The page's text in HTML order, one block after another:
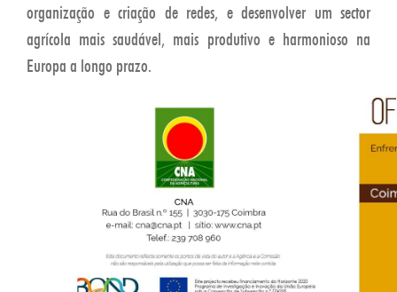
organização e criação de redes, e desenvolver um sector
agrícola mais saudável, mais produtivo e harmonioso na
Europa a longo prazo.